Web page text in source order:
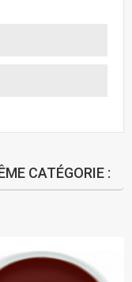
CATÉGORIE :